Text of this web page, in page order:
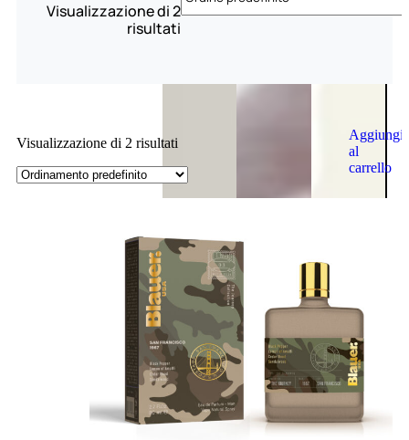
Aggiungi
al
carrello
Visualizzazione di 2
risultati
Visualizzazione di 2 risultati